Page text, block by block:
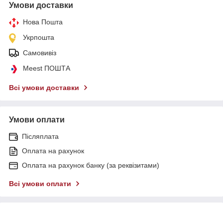
Умови доставки
Нова Пошта
Укрпошта
Самовивіз
Meest ПОШТА
Всі умови доставки
Умови оплати
Післяплата
Оплата на рахунок
Оплата на рахунок банку (за реквізитами)
Всі умови оплати